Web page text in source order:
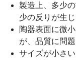
製造上、多少
少の反りが生
陶器表面に微
が、品質に問
サイズが小さ